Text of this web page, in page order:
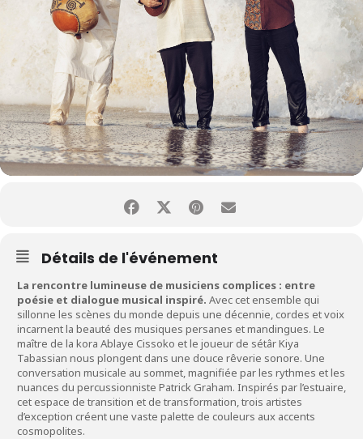
Détails de l'événement
La rencontre lumineuse de musiciens complices : entre
poésie et dialogue musical inspiré. Avec cet ensemble qui
sillonne les scènes du monde depuis une décennie, cordes et voix
incarnent la beauté des musiques persanes et mandingues. Le
maître de la kora Ablaye Cissoko et le joueur de sétâr Kiya
Tabassian nous plongent dans une douce rêverie sonore. Une
conversation musicale au sommet, magnifiée par les rythmes et les
nuances du percussionniste Patrick Graham. Inspirés par l’estuaire,
cet espace de transition et de transformation, trois artistes
d’exception créent une vaste palette de couleurs aux accents
cosmopolites.